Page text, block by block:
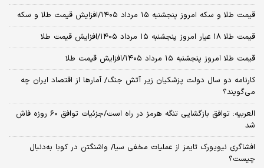
قیمت طلا و سکه امروز پنجشنبه ۱۵ مرداد ۱۴۰۵/افزایش قیمت طلا و سکه
قیمت طلا ۱۸ عیار امروز پنجشنبه ۱۵ مرداد ۱۴۰۵/افزایش قیمت طلا
قیمت طلا امروز پنجشنبه ۱۵ مرداد ۱۴۰۵/افزایش قیمت طلا
کارنامه دو سال دولت پزشکیان زیر آتش جنگ/ آمارها از اقتصاد ایران چه
می‌گویند؟
العربیه: توافق بازگشایی تنگه هرمز در راه است/جزئیات توافق ۶۰ روزه فاش
شد
افشاگری نیویورک تایمز از عملیات مخفی سیا/ واشنگتن در کوبا به‌دنبال
چیست؟